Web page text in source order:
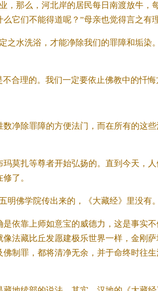
，那么，河北岸的居民每日南渡放牛，
它们不能得道呢？”母亲也觉得言之有理
之水洗浴，才能净除我们的罪障和垢染
合理的。我们一定要依止佛教中的忏悔
净除罪障的方便法门，而在所有的这
莫扎等尊者开始弘扬的。直到今天，
了。
明佛学院传出来的，《大藏经》里没有
依靠上师如意宝的威德力，这是事实
法藏比丘发愿建极乐世界一样，金刚
佛制罪，都将清净无余，并于命终时往